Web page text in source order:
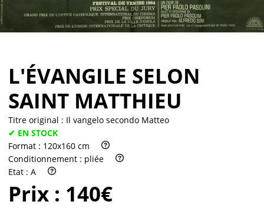
L'ÉVANGILE SELON
SAINT MATTHIEU
Titre original : Il vangelo secondo Matteo
✔ EN STOCK
Format : 120x160 cm
Conditionnement : pliée
Etat : A
Prix : 140€